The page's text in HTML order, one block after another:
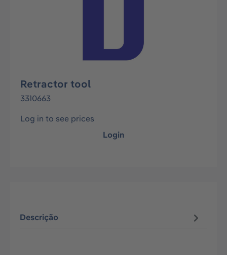
Retractor tool
3310663
Log in to see prices
Login
Descrição